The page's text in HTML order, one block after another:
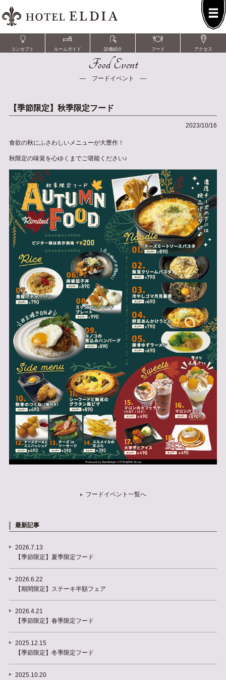
コンセプト ルームガイド 設備紹介 フード アクセス
Food Event
― フードイベント ―
【季節限定】秋季限定フード
2023/10/16
食欲の秋にふさわしいメニューが大豊作！
秋限定の味覚を心ゆくまでご堪能ください♪
フードイベント一覧へ
最新記事
2026.7.13
【季節限定】夏季限定フード
2026.6.22
【期間限定】ステーキ半額フェア
2026.4.21
【季節限定】春季限定フード
2025.12.15
【季節限定】冬季限定フード
2025.10.20